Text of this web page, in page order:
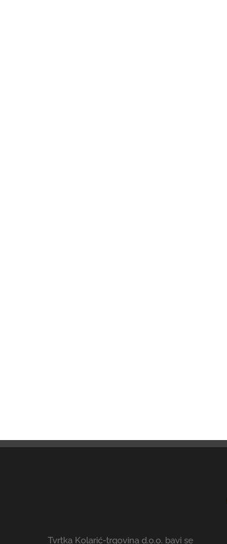
Tvrtka Kolarić-trgovina d.o.o. bavi se